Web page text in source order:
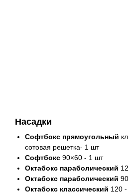
Насадки
Софтбокс прямоугольный
сотовая решетка- 1 шт
Софтбокс 90×60 - 1 шт
Октабокс параболический
Октабокс параболический
Октабокс классический 120